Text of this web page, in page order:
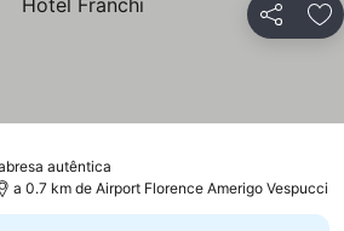
Partilhar
autêntica
a 0.7 km de Airport Florence Amerigo Vespucci